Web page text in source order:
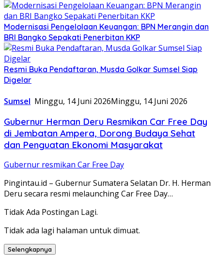
Modernisasi Pengelolaan Keuangan: BPN Merangin dan
BRI Bangko Sepakati Penerbitan KKP
Resmi Buka Pendaftaran, Musda Golkar Sumsel Siap
Digelar
Sumsel Minggu, 14 Juni 2026Minggu, 14 Juni 2026
Gubernur Herman Deru Resmikan Car Free Day
di Jembatan Ampera, Dorong Budaya Sehat
dan Penguatan Ekonomi Masyarakat
Gubernur resmikan Car Free Day
Pingintau.id – Gubernur Sumatera Selatan Dr. H. Herman
Deru secara resmi melaunching Car Free Day…
Tidak Ada Postingan Lagi.
Tidak ada lagi halaman untuk dimuat.
Selengkapnya